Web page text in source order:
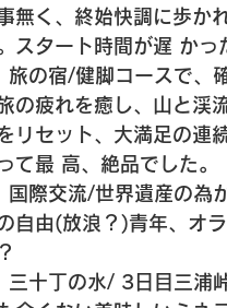
無く、終始快調に歩か
スタート時間が遅 かっ
旅の宿/健脚コースで、
の疲れを癒し、山と渓
リセット、大満足の連
て最 高、絶品でした。
国際交流/世界遺産の為
自由(放浪？)青年、オ
三十丁の水/ 3日目三浦